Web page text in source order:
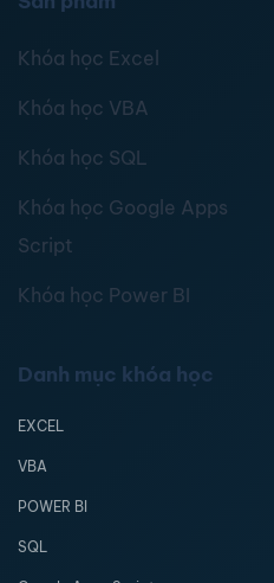
Khóa học Excel
Khóa học VBA
Khóa học SQL
Khóa học Google Apps
Script
Khóa học Power BI
Danh mục khóa học
EXCEL
VBA
POWER BI
SQL